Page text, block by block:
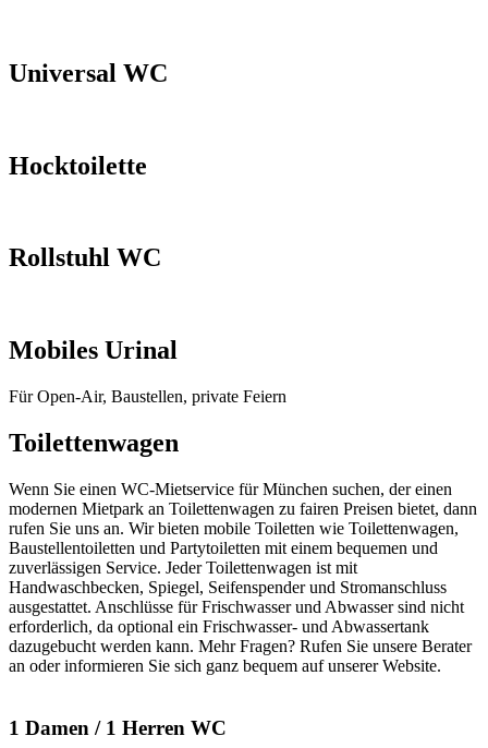
Universal WC
Hocktoilette
Rollstuhl WC
Mobiles Urinal
Für Open-Air, Baustellen, private Feiern
Toilettenwagen
Wenn Sie einen WC-Mietservice für München suchen, der einen
modernen Mietpark an Toilettenwagen zu fairen Preisen bietet, dann
rufen Sie uns an. Wir bieten mobile Toiletten wie Toilettenwagen,
Baustellentoiletten und Partytoiletten mit einem bequemen und
zuverlässigen Service. Jeder Toilettenwagen ist mit
Handwaschbecken, Spiegel, Seifenspender und Stromanschluss
ausgestattet. Anschlüsse für Frischwasser und Abwasser sind nicht
erforderlich, da optional ein Frischwasser- und Abwassertank
dazugebucht werden kann. Mehr Fragen? Rufen Sie unsere Berater
an oder informieren Sie sich ganz bequem auf unserer Website.
1 Damen / 1 Herren WC